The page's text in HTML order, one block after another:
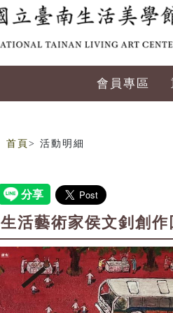
會員專區
首頁 > 活動明細
生活藝術家侯文釗創作